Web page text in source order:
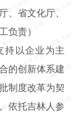
、省文化厅、
负责）
持以企业为主
的创新体系建
制度改革为契
依托吉林人参